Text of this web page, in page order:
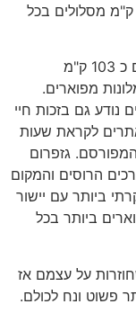
מהשני. הפרשי גבהים של 1,835 מ' וכ 160 ק"מ מסלולים בכל
אתר רוזה חוטור הוא האתר הגדול ביותר עם כ 103 ק"מ
מפוארים.
כ 30 ק"מ מסלולים נודע גם בזכות חיי
לקראת שעות
גזפרום
הרוסים והמקום
ביותר עם יישור
ביותר בכל
על עצמם אז
פשוט ונח לכולם.